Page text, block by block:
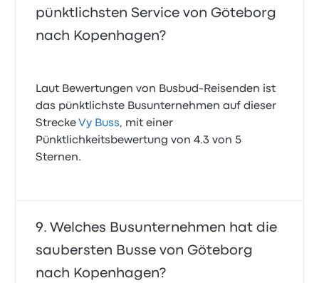
pünktlichsten Service von Göteborg
nach Kopenhagen?
Laut Bewertungen von Busbud-Reisenden ist
das pünktlichste Busunternehmen auf dieser
StreckeVy Buss, mit einer
Pünktlichkeitsbewertung von 4.3 von 5
Sternen.
Welches Busunternehmen hat die
saubersten Busse von Göteborg
nach Kopenhagen?